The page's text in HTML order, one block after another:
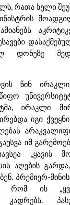
რათა ხელი
დონეზე
წინ ირაკლი
ირაკლი
იგი
იმ
„ყავის
აღების
პრემიერ-
რომ ის
კადრებს.